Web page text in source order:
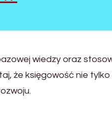
wiedzy oraz
że księgowość nie